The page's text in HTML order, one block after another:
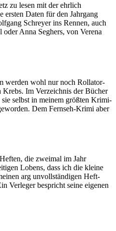
zu lesen mit der ehrlich
ersten Daten für den Jahrgang
Schreyer ins Rennen, auch
Anna Seghers, von Verena
werden wohl nur noch Rollator-
Krebs. Im Verzeichnis der Bücher
selbst in meinem größten Krimi-
Dem Fernseh-Krimi aber
die zweimal im Jahr
Lobens, dass ich die kleine
arg unvollständigen Heft-
Verleger bespricht seine eigenen